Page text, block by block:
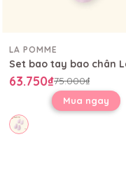
LA POMME
63.750₫75.000₫
Mua ngay